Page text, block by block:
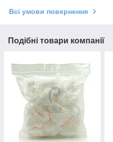
Всі умови повернення
Подібні товари компанії